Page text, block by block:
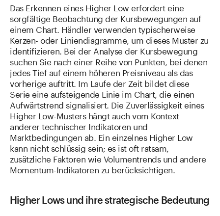
Das Erkennen eines Higher Low erfordert eine
sorgfältige Beobachtung der Kursbewegungen auf
einem Chart. Händler verwenden typischerweise
Kerzen- oder Liniendiagramme, um dieses Muster zu
identifizieren. Bei der Analyse der Kursbewegung
suchen Sie nach einer Reihe von Punkten, bei denen
jedes Tief auf einem höheren Preisniveau als das
vorherige auftritt. Im Laufe der Zeit bildet diese
Serie eine aufsteigende Linie im Chart, die einen
Aufwärtstrend signalisiert. Die Zuverlässigkeit eines
Higher Low-Musters hängt auch vom Kontext
anderer technischer Indikatoren und
Marktbedingungen ab. Ein einzelnes Higher Low
kann nicht schlüssig sein; es ist oft ratsam,
zusätzliche Faktoren wie Volumentrends und andere
Momentum-Indikatoren zu berücksichtigen.
Higher Lows und ihre strategische Bedeutung